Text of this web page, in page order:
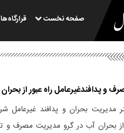
صفحه نخست قرارگاه‌ها
و پدافندغیرعامل راه عبور از
مدیریت بحران و پدافند غیرعامل
بحران آب در گرو مدیریت مصرف و